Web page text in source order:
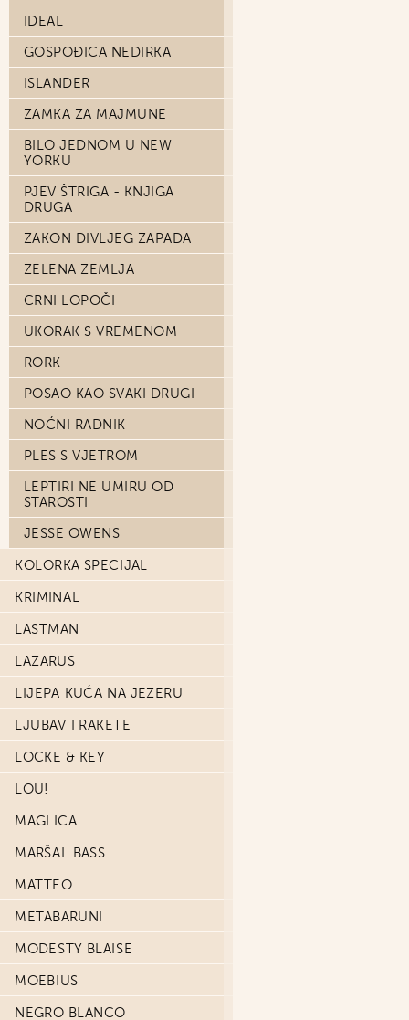
IDEAL
GOSPOĐICA NEDIRKA
ISLANDER
ZAMKA ZA MAJMUNE
BILO JEDNOM U NEW
YORKU
PJEV ŠTRIGA - KNJIGA
DRUGA
ZAKON DIVLJEG ZAPADA
ZELENA ZEMLJA
CRNI LOPOČI
UKORAK S VREMENOM
RORK
POSAO KAO SVAKI DRUGI
NOĆNI RADNIK
PLES S VJETROM
LEPTIRI NE UMIRU OD
STAROSTI
JESSE OWENS
KOLORKA SPECIJAL
KRIMINAL
LASTMAN
LAZARUS
LIJEPA KUĆA NA JEZERU
LJUBAV I RAKETE
LOCKE & KEY
LOU!
MAGLICA
MARŠAL BASS
MATTEO
METABARUNI
MODESTY BLAISE
MOEBIUS
NEGRO BLANCO